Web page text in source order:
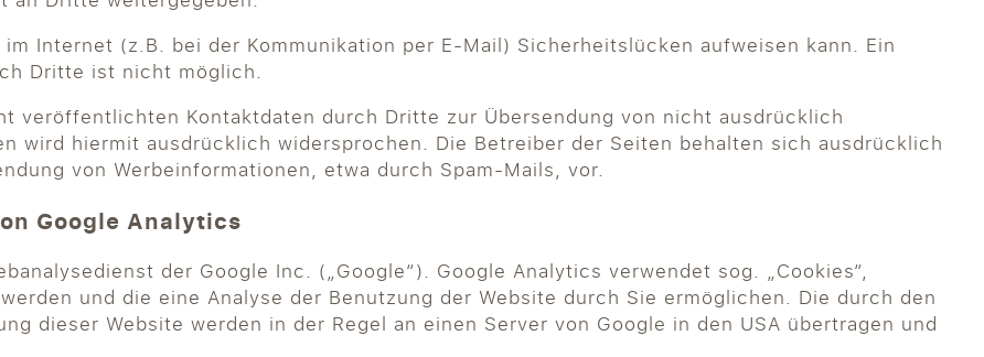
Internet (z.B. bei der Kommunikation per E-Mail) Sicherheitslücken aufweisen kann. Ein
Dritte ist nicht möglich.
veröffentlichten Kontaktdaten durch Dritte zur Übersendung von nicht ausdrücklich
wird hiermit ausdrücklich widersprochen. Die Betreiber der Seiten behalten sich ausdrücklich
von Werbeinformationen, etwa durch Spam-Mails, vor.
Google Analytics
der Google Inc. („Google“). Google Analytics verwendet sog. „Cookies“,
und die eine Analyse der Benutzung der Website durch Sie ermöglichen. Die durch den
dieser Website werden in der Regel an einen Server von Google in den USA übertragen und